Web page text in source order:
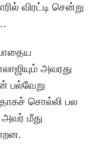
விரட்டி சென்று
அவரது
பல்வேறு
சொல்லி பல
அவர் மீது